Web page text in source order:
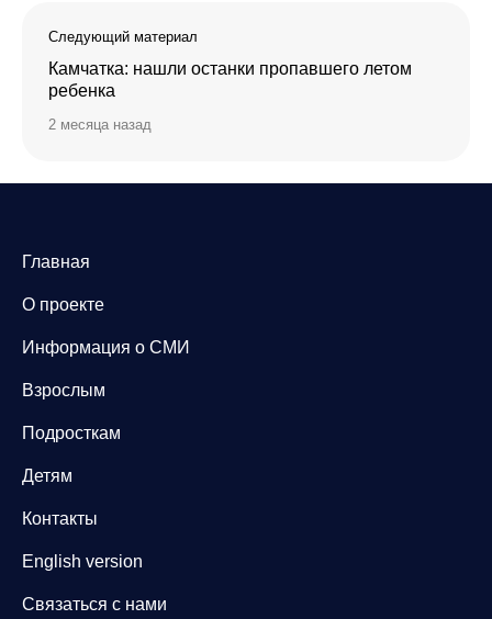
Следующий материал
Камчатка: нашли останки пропавшего летом
ребенка
2 месяца назад
Главная
О проекте
Информация о СМИ
Взрослым
Подросткам
Детям
Контакты
English version
Связаться с нами